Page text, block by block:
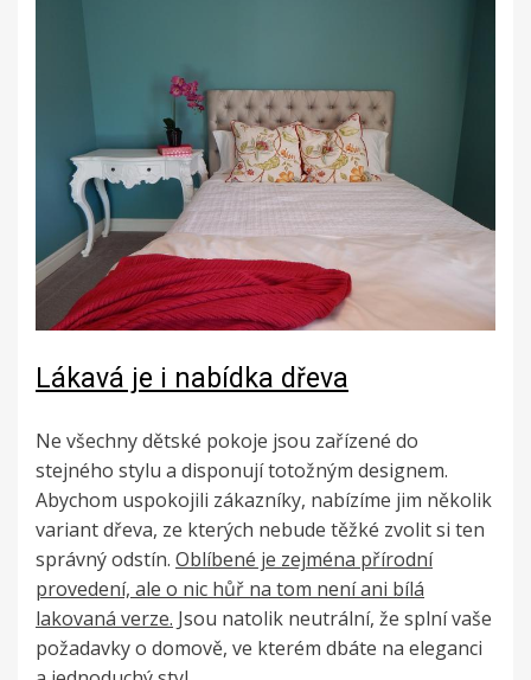
Lákavá je i nabídka dřeva
Ne všechny dětské pokoje jsou zařízené do
stejného stylu a disponují totožným designem.
Abychom uspokojili zákazníky, nabízíme jim několik
variant dřeva, ze kterých nebude těžké zvolit si ten
správný odstín. Oblíbené je zejména přírodní
provedení, ale o nic hůř na tom není ani bílá
lakovaná verze. Jsou natolik neutrální, že splní vaše
požadavky o domově, ve kterém dbáte na eleganci